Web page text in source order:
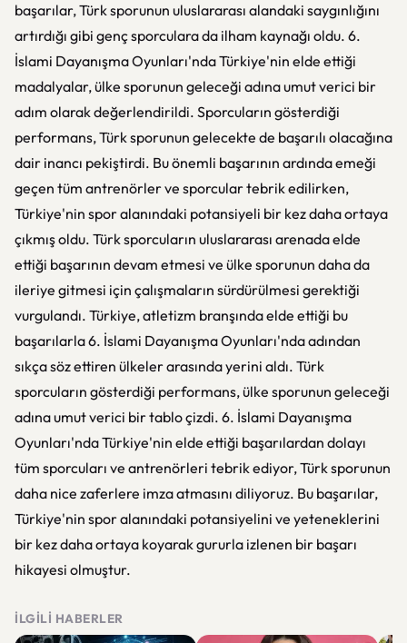
başarılar, Türk sporunun uluslararası alandaki saygınlığını
artırdığı gibi genç sporculara da ilham kaynağı oldu. 6.
İslami Dayanışma Oyunları'nda Türkiye'nin elde ettiği
madalyalar, ülke sporunun geleceği adına umut verici bir
adım olarak değerlendirildi. Sporcuların gösterdiği
performans, Türk sporunun gelecekte de başarılı olacağına
dair inancı pekiştirdi. Bu önemli başarının ardında emeği
geçen tüm antrenörler ve sporcular tebrik edilirken,
Türkiye'nin spor alanındaki potansiyeli bir kez daha ortaya
çıkmış oldu. Türk sporcuların uluslararası arenada elde
ettiği başarının devam etmesi ve ülke sporunun daha da
ileriye gitmesi için çalışmaların sürdürülmesi gerektiği
vurgulandı. Türkiye, atletizm branşında elde ettiği bu
başarılarla 6. İslami Dayanışma Oyunları'nda adından
sıkça söz ettiren ülkeler arasında yerini aldı. Türk
sporcuların gösterdiği performans, ülke sporunun geleceği
adına umut verici bir tablo çizdi. 6. İslami Dayanışma
Oyunları'nda Türkiye'nin elde ettiği başarılardan dolayı
tüm sporcuları ve antrenörleri tebrik ediyor, Türk sporunun
daha nice zaferlere imza atmasını diliyoruz. Bu başarılar,
Türkiye'nin spor alanındaki potansiyelini ve yeteneklerini
bir kez daha ortaya koyarak gururla izlenen bir başarı
hikayesi olmuştur.
İLGILI HABERLER